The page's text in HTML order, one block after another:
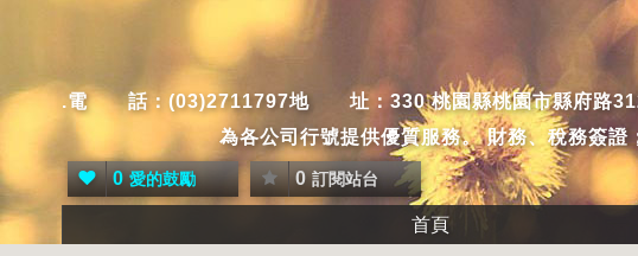
.電 話：(03)2711797地 址：330 桃園縣桃園市縣府路312-3
為各公司行號提供優質服務。 財務、稅務簽
0 愛的鼓勵 0 訂閱站台
首頁